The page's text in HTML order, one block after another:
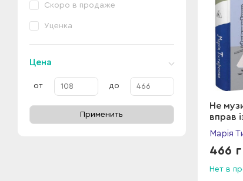
Скоро в продаже
Уценка
Цена
от до
Применить
Не
вправ
Марія
466
Нет в